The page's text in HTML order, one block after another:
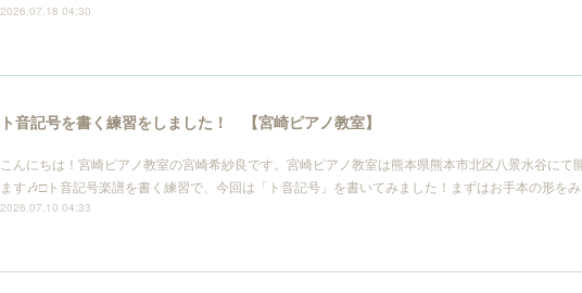
2026.07.18 04:30
ト音記号を書く練習をしました！ 【宮崎ピアノ教室】
こんにちは！宮崎ピアノ教室の宮崎希紗良です。宮崎ピアノ教室は熊本県熊本市北区八景水谷にて
ます🎶□ト音記号楽譜を書く練習で、今回は「ト音記号」を書いてみました！まずはお手本の形をみ
2026.07.10 04:33